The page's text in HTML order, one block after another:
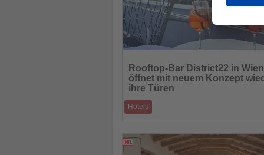
Sie
die
Nachrichten
Rooftop-Bar District22 in Wien
öffnet mit neuem Konzept
ihre Türen
Hotels
Panorama, regionale Drinks und
30.04.2026